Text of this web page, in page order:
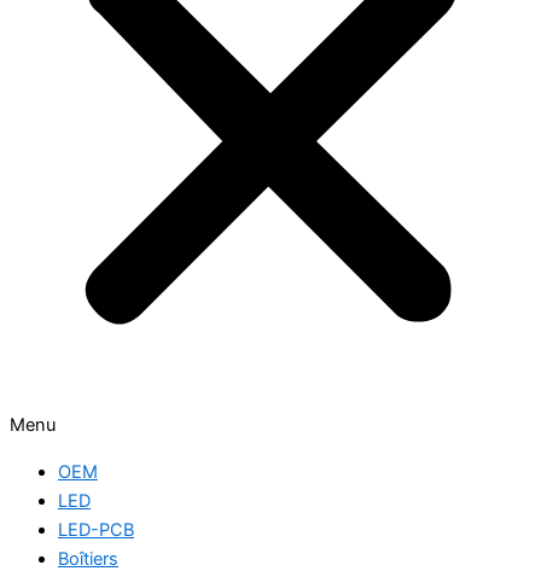
Menu
OEM
LED
LED-PCB
Boîtiers